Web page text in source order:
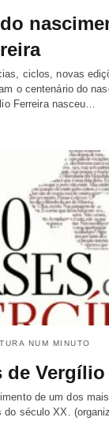
ciclos, novas
o centenário do
Ferreira nasceu…
NUM MINUTO
de
de um dos
do século XX.